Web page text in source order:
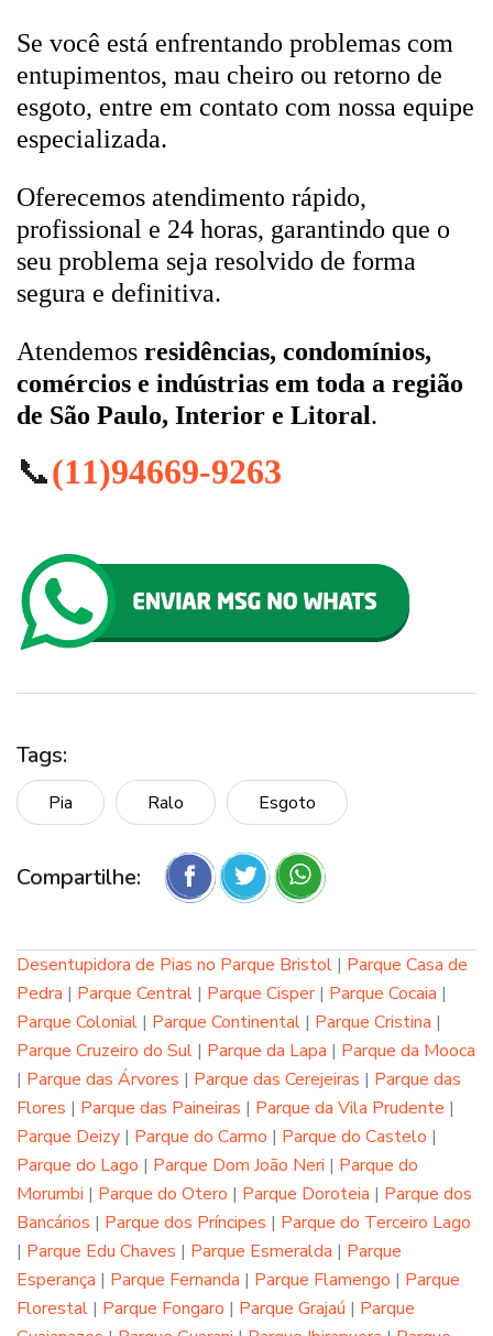
Se você está enfrentando problemas com
entupimentos, mau cheiro ou retorno de
esgoto, entre em contato com nossa equipe
especializada.
Oferecemos atendimento rápido,
profissional e 24 horas, garantindo que o
seu problema seja resolvido de forma
segura e definitiva.
Atendemos residências, condomínios,
comércios e indústrias em toda a região
de São Paulo, Interior e Litoral.
📞(11)94669-9263
Tags:
Pia Ralo Esgoto
Compartilhe:
Desentupidora de Pias no Parque Bristol | Parque Casa de
Pedra | Parque Central | Parque Cisper| Parque Cocaia |
Parque Colonial | Parque Continental | Parque Cristina |
Parque Cruzeiro do Sul | Parque da Lapa | Parque da Mooca
| Parque das Árvores | Parque das Cerejeiras | Parque das
Flores | Parque das Paineiras | Parque da Vila Prudente |
Parque Deizy | Parque do Carmo | Parque do Castelo |
Parque do Lago | Parque Dom João Neri | Parque do
Morumbi | Parque do Otero | Parque Doroteia | Parque dos
Bancários | Parque dos Príncipes | Parque do Terceiro Lago
| Parque Edu Chaves | Parque Esmeralda | Parque
Esperança | Parque Fernanda | Parque Flamengo | Parque
Florestal | Parque Fongaro | Parque Grajaú | Parque